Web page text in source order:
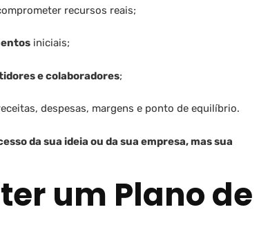
recursos reais;
iniciais;
e colaboradores;
despesas, margens e ponto de equilíbrio.
da sua ideia ou da sua empresa, mas sua
um Plano de